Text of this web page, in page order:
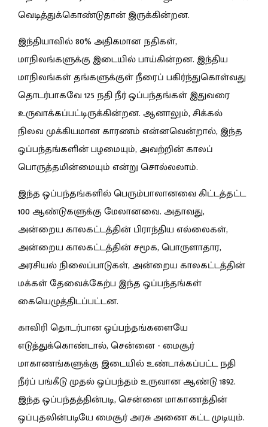
வெடித்துக்கொண்டுதான் இருக்கின்றன.
இந்தியாவில் 80% அதிகமான நதிகள்,
மாநிலங்களுக்கு இடையில் பாய்கின்றன. இந்திய
மாநிலங்கள் தங்களுக்குள் நீரைப் பகிர்ந்துகொள்வது
தொடர்பாகவே 125 நதி நீர் ஒப்பந்தங்கள் இதுவரை
உருவாக்கப்பட்டிருக்கின்றன. ஆனாலும், சிக்கல்
நிலவ முக்கியமான காரணம் என்னவென்றால், இந்த
ஒப்பந்தங்களின் பழமையும், அவற்றின் காலப்
பொருத்தமின்மையும் என்று சொல்லலாம்.
இந்த ஒப்பந்தங்களில் பெரும்பாலானவை கிட்டத்தட்ட
100 ஆண்டுகளுக்கு மேலானவை. அதாவது,
அன்றைய காலகட்டத்தின் பிராந்திய எல்லைகள்,
அன்றைய காலகட்டத்தின் சமூக, பொருளாதார,
அரசியல் நிலைப்பாடுகள், அன்றைய காலகட்டத்தின்
மக்கள் தேவைக்கேற்ப இந்த ஒப்பந்தங்கள்
கையெழுத்திடப்பட்டன.
காவிரி தொடர்பான ஒப்பந்தங்களையே
எடுத்துக்கொண்டால், சென்னை - மைசூர்
மாகாணங்களுக்கு இடையில் உண்டாக்கப்பட்ட நதி
நீர்ப் பங்கீடு முதல் ஒப்பந்தம் உருவான ஆண்டு 1892.
இந்தஒப்பந்தத்தின்படி, சென்னை மாகாணத்தின்
ஒப்புதலின்படியே மைசூர் அரசு அணை கட்ட முடியும்.